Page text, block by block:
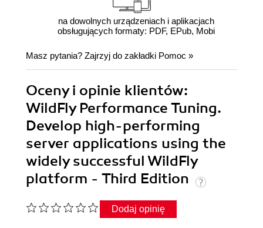
na dowolnych urządzeniach i aplikacjach
obsługujących formaty: PDF, EPub, Mobi
Masz pytania? Zajrzyj do zakładki Pomoc »
Oceny i opinie klientów:
WildFly Performance Tuning.
Develop high-performing
server applications using the
widely successful WildFly
platform - Third Edition
Dodaj opinię